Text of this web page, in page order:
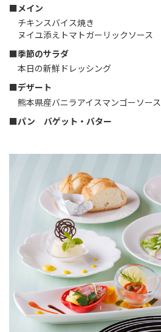
■メイン
チキンスバイス焼き
ヌイユ添えトマトガーリックソース
■季節のサラダ
本日の新鮮ドレッシング
■デザート
熊本県産バニラアイスマンゴーソース
■パン バゲット・バター